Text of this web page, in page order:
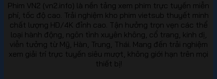
Phim VN2 (vn2.info) là nền tảng xem phim trực tuyến miễn
phí, tốc độ cao. Trải nghiệm kho phim vietsub thuyết minh
chất lượng HD/4K đỉnh cao. Tận hưởng trọn vẹn các thể
loại hành động, ngôn tình xuyên không, cổ trang, kinh dị,
viễn tưởng từ Mỹ, Hàn, Trung, Thái. Mang đến trải nghiệm
xem giải trí trực tuyến siêu mượt, không giới hạn trên mọi
thiết bị!